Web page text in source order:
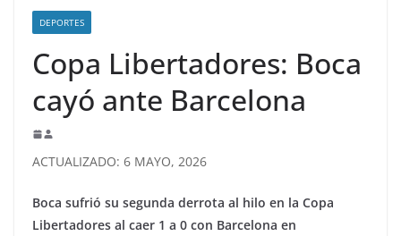
DEPORTES
Copa Libertadores: Boca
cayó ante Barcelona
ACTUALIZADO: 6 MAYO, 2026
Boca sufrió su segunda derrota al hilo en la Copa
Libertadores al caer 1 a 0 con Barcelona en